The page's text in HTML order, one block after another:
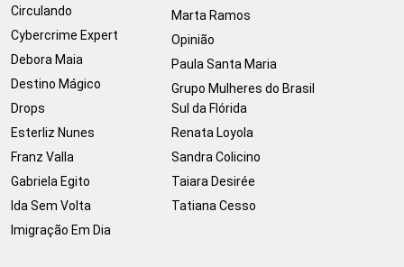
Circulando
Cybercrime Expert
Debora Maia
Destino Mágico
Drops
Esterliz Nunes
Franz Valla
Gabriela Egito
Ida Sem Volta
Imigração Em Dia
Marta Ramos
Opinião
Paula Santa Maria
Grupo Mulheres do Brasil
Sul da Flórida
Renata Loyola
Sandra Colicino
Taiara Desirée
Tatiana Cesso